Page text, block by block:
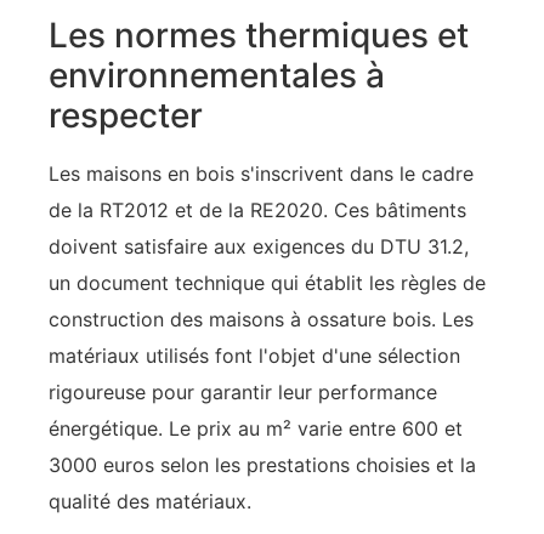
Les normes thermiques et
environnementales à
respecter
Les maisons en bois s'inscrivent dans le cadre
de la RT2012 et de la RE2020. Ces bâtiments
doivent satisfaire aux exigences du DTU 31.2,
un document technique qui établit les règles de
construction des maisons à ossature bois. Les
matériaux utilisés font l'objet d'une sélection
rigoureuse pour garantir leur performance
énergétique. Le prix au m² varie entre 600 et
3000 euros selon les prestations choisies et la
qualité des matériaux.